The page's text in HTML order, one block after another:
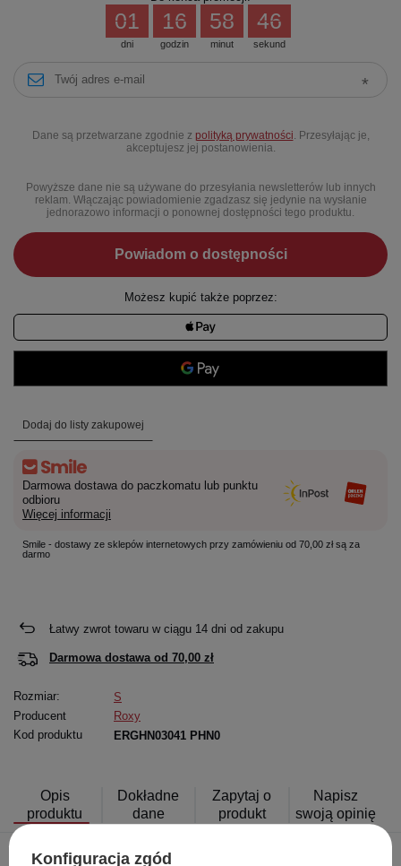
dni
01
godzin
16
minut
58
sekund
46
Dane są przetwarzane zgodnie z polityką prywatności . Przesyłając je,
akceptujesz jej postanowienia.
Powyższe dane nie są używane do przesyłania newsletterów lub innych
reklam. Włączając powiadomienie zgadzasz się jedynie na wysłanie
jednorazowo informacji o ponownej dostępności tego produktu.
Powiadom o dostępności
Możesz kupić także poprzez:
Dodaj do listy zakupowej
Darmowa dostawa do paczkomatu lub punktu
odbioru
Więcej informacji
Smile - dostawy ze sklepów internetowych przy zamówieniu od 70,00 zł są za
darmo
Łatwy zwrot towaru w ciągu 14 dni od zakupu
Darmowa dostawa od 70,00 zł
Rozmiar:
S
Producent
Roxy
Kod produktu
ERGHN03041 PHN0
Opis
produktu
Dokładne
dane
Zapytaj o
produkt
Napisz
swoją opinię
Konfiguracja zgód